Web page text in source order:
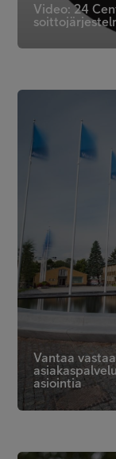
Video: 24
Vantaa
asiointia